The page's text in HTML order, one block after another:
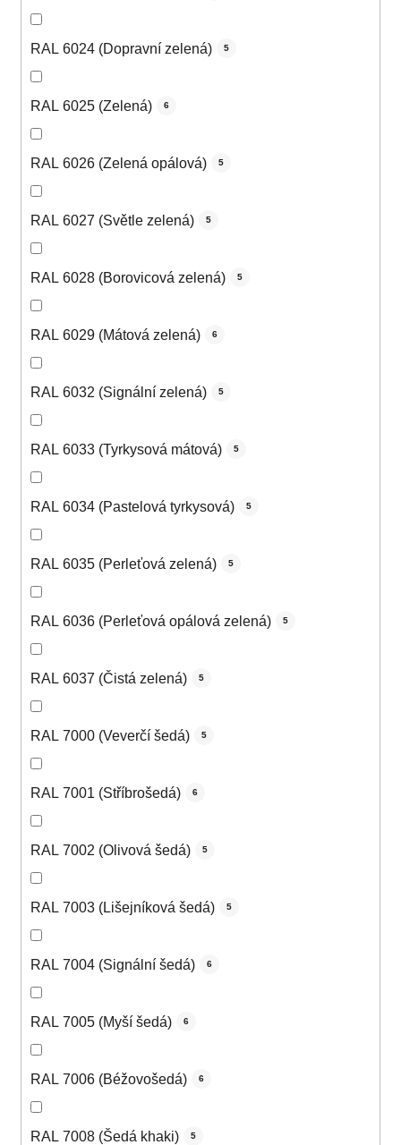
RAL 6024 (Dopravní zelená) 5
RAL 6025 (Zelená) 6
RAL 6026 (Zelená opálová) 5
RAL 6027 (Světle zelená) 5
RAL 6028 (Borovicová zelená) 5
RAL 6029 (Mátová zelená) 6
RAL 6032 (Signální zelená) 5
RAL 6033 (Tyrkysová mátová) 5
RAL 6034 (Pastelová tyrkysová) 5
RAL 6035 (Perleťová zelená) 5
RAL 6036 (Perleťová opálová zelená) 5
RAL 6037 (Čistá zelená) 5
RAL 7000 (Veverčí šedá) 5
RAL 7001 (Stříbrošedá) 6
RAL 7002 (Olivová šedá) 5
RAL 7003 (Lišejníková šedá) 5
RAL 7004 (Signální šedá) 6
RAL 7005 (Myší šedá) 6
RAL 7006 (Béžovošedá) 6
RAL 7008 (Šedá khaki) 5